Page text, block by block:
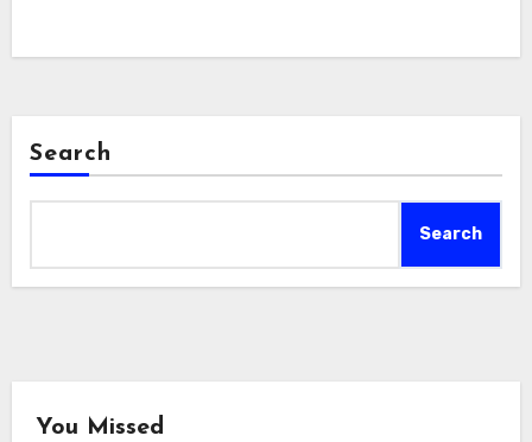
Search
Search
You Missed